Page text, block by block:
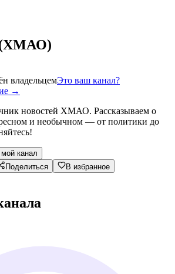
(ХМАО)
владельцемЭто ваш канал?
→
новостей ХМАО. Рассказываем о
и необычном — от политики до
канал
Поделиться В избранное